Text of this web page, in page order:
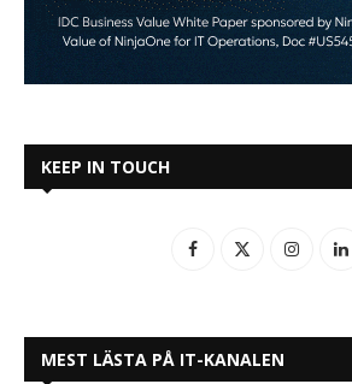
KEEP IN TOUCH
MEST LÄSTA PÅ IT-KANALEN